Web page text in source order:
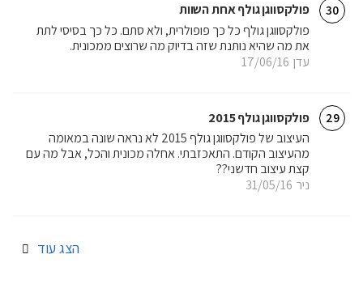
30 פולקסווגן גולף אחת השוות
עדן 17/06/16
פולקסווגן גולף כל כך פופולרית, ולא סתם. כל כך בסיסי לתת
את מה שהיא נותנת שזה בדיוק מה שרוצים ממכונית.
29 פולקסווגן גולף 2015
ניר 31/05/16
העיצוב של פולקסווגן גולף 2015 לא נראה שונה במאומה
מהעיצוב הקודם. התאכזבתי. אחלה מכונית והכל, אבל מה עם
קצת עיצוב חדשני??
הצג עוד